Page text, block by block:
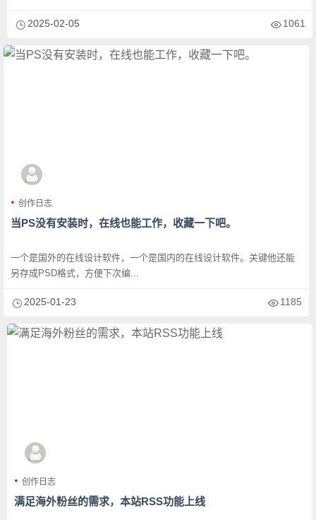
2025-02-05 1061
创作日志
当PS没有安装时，在线也能工作，收藏一下吧。
一个是国外的在线设计软件，一个是国内的在线设计软件。关键他还能
另存成PSD格式，方便下次编...
2025-01-23 1185
创作日志
满足海外粉丝的需求，本站RSS功能上线